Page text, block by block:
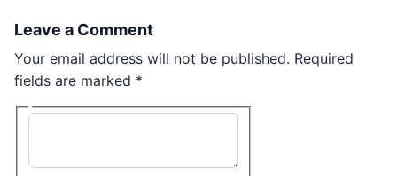
Leave a Comment
Your email address will not be published. Required
fields are marked *